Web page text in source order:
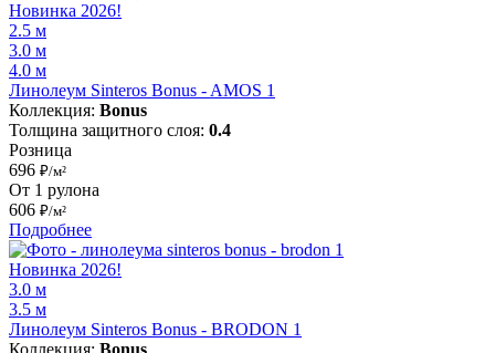
Новинка 2026!
2.5 м
3.0 м
4.0 м
Линолеум Sinteros Bonus - AMOS 1
Коллекция: Bonus
Толщина защитного слоя: 0.4
Розница
696 ₽/м²
От 1 рулона
606 ₽/м²
Подробнее
Новинка 2026!
3.0 м
3.5 м
Линолеум Sinteros Bonus - BRODON 1
Коллекция: Bonus